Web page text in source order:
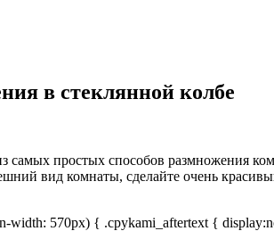
в стеклянной колбе
простых способов размножения
вид комнаты, сделайте очень
width: 570px) { .cpykami_aftertext {